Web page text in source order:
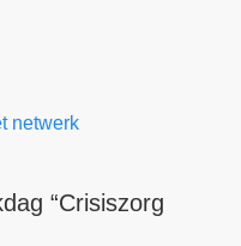
netwerk
“Crisiszorg